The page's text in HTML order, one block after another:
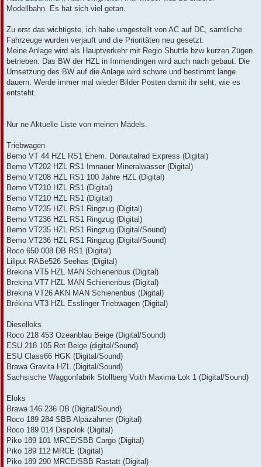
r
Modellbahn. Es hat sich viel getan.
Zu erst das wichtigste, ich habe umgestellt von AC auf DC, sämtliche
Fahrzeuge wurden verjauft und die Prioritäten neu gesetzt.
Meine Anlage wird als Hauptverkehr mit Regio Shuttle bzw kurzen Zügen
betrieben. Das BW der HZL in Immendingen wird auch nach gebaut. Die
Umsetzung des BW auf die Anlage wird schwre und bestimmt lange
dauern. Werde immer mal wieder Bilder Posten damit ihr seht, wie es
entsteht.
Nur ne Aktuelle Liste von meinen Mädels.
Triebwagen
Bemo VT 44 HZL RS1 Ehem. Donautalrad Express (Digital)
Bemo VT202 HZL RS1 Imnauer Mineralwasser (Digital)
Bemo VT208 HZL RS1 100 Jahre HZL (Digital)
Bemo VT210 HZL RS1 (Digital)
Bemo VT210 HZL RS1 (Digital)
Bemo VT235 HZL RS1 Ringzug (Digital)
Bemo VT236 HZL RS1 Ringzug (Digital)
Bemo VT235 HZL RS1 Ringzug (Digital/Sound)
Bemo VT236 HZL RS1 Ringzug (Digital/Sound)
Roco 650 008 DB RS1 (Digital)
Liliput RABe526 Seehas (Digital)
Brekina VT5 HZL MAN Schienenbus (Digital)
Brekina VT7 HZL MAN Schienenbus (Digital)
Brekina VT26 AKN MAN Schienenbus (Digital)
Brékina VT3 HZL Esslinger Triebwagen (Digital)
Dieselloks
Roco 218 453 Ozeanblau Beige (Digital/Sound)
ESU 218 105 Rot Beige (digital/Sound)
ESU Class66 HGK (Digital/Sound)
Brawa Gravita HZL (Digital/Sound)
Sachsische Waggonfabrik Stollberg Voith Maxima Lok 1 (Digital/Sound)
Eloks
Brawa 146 236 DB (Digital/Sound)
Roco 189 284 SBB Alpäzähmer (Digital)
Roco 189 014 Dispolok (Digital)
Piko 189 101 MRCE/SBB Cargo (Digital)
Piko 189 112 MRCE (Digital)
Piko 189 290 MRCE/SBB Rastatt (Digital)